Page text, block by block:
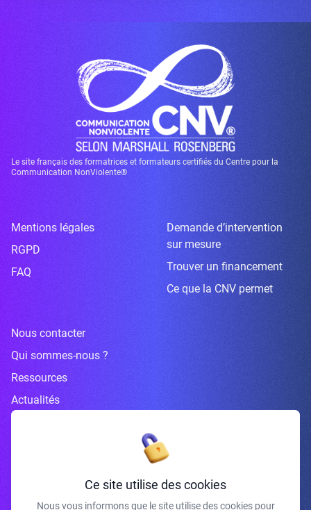
Le site français des formatrices et formateurs certifiés du Centre pour la
Communication NonViolente®
Mentions légales
RGPD
FAQ
Demande d’intervention
sur mesure
Trouver un financement
Ce que la CNV permet
Nous contacter
Qui sommes-nous ?
Ressources
Actualités
Inscrivez-vous à la newsletter
Ce site utilise des cookies
Nous vous informons que le site utilise des cookies pour